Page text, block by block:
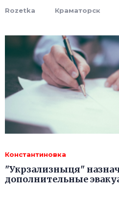
Rozetka Краматорск
Константиновка
"Укрзализныця"
дополнительные